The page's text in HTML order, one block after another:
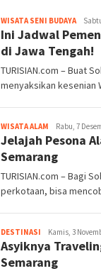
WISATA SENI BUDAYAIwan
Ini Jadwal
di Jawa Tengah!
TURISIAN.com – Buat
menyaksikan kesenian
WISATA ALAM Iwan
Gunawan
Rabu, 7
Jelajah Pesona
Semarang
TURISIAN.com – Bagi
perkotaan, bisa
DESTINASI Iwan
Gunawan
Kamis, 3
Asyiknya
Semarang